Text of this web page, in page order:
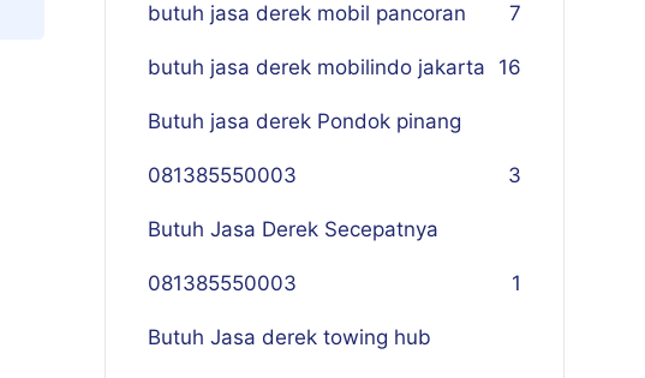
butuh jasa derek mobil pancoran 7
butuh jasa derek mobilindo jakarta 16
Butuh jasa derek Pondok pinang
081385550003 3
Butuh Jasa Derek Secepatnya
081385550003 1
Butuh Jasa derek towing hub